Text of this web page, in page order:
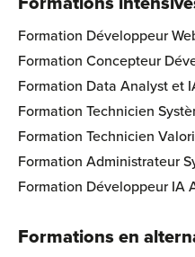
Formation Développeur
Formation Concepteur
Formation Data Analyst et
Formation Technicien
Formation Technicien
Formation Administrateur
Formation Développeur IA
Formations en